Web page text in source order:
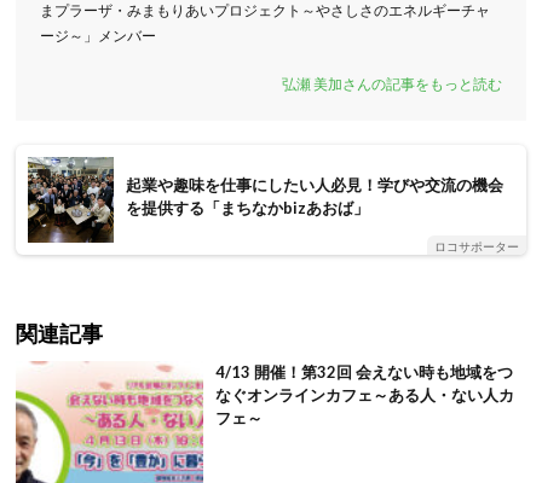
まプラーザ・みまもりあいプロジェクト～やさしさのエネルギーチャ
ージ～」メンバー
弘瀬 美加さんの記事をもっと読む
起業や趣味を仕事にしたい人必見！学びや交流の機会
を提供する「まちなかbizあおば」
ロコサポーター
関連記事
4/13 開催！第32回 会えない時も地域をつ
なぐオンラインカフェ～ある人・ない人カ
フェ～